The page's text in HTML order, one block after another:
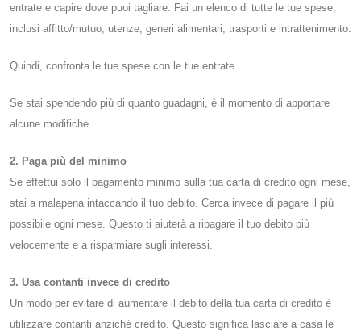
entrate e capire dove puoi tagliare. Fai un elenco di tutte le tue spese,
inclusi affitto/mutuo, utenze, generi alimentari, trasporti e intrattenimento.
Quindi, confronta le tue spese con le tue entrate.
Se stai spendendo più di quanto guadagni, è il momento di apportare
alcune modifiche.
2. Paga più del minimo
Se effettui solo il pagamento minimo sulla tua carta di credito ogni mese,
stai a malapena intaccando il tuo debito. Cerca invece di pagare il più
possibile ogni mese. Questo ti aiuterà a ripagare il tuo debito più
velocemente e a risparmiare sugli interessi.
3. Usa contanti invece di credito
Un modo per evitare di aumentare il debito della tua carta di credito è
utilizzare contanti anziché credito. Questo significa lasciare a casa le